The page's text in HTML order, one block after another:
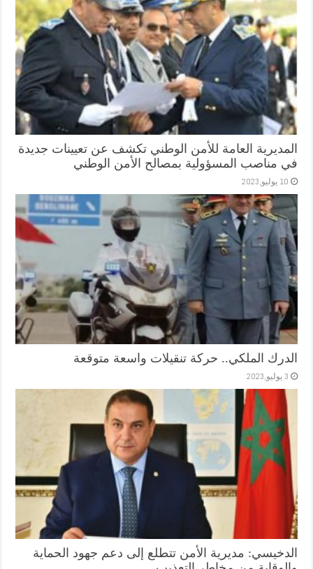
المديرية العامة للأمن الوطني تكشف عن تعيينات جديدة
في مناصب المسؤولية بمصالح الأمن الوطني
10 يوليو,2023
الدرك الملكي.. حركة تنقيلات واسعة متوقعة
3 يوليو,2023
الدخيسي: مديرية الأمن تتطلع إلى دعم جهود الحماية